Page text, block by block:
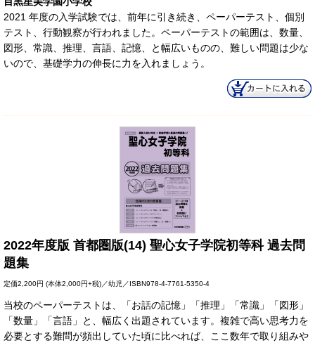
2021 年度の入学試験では、前年に引き続き、ペーパーテスト、個別
テスト、行動観察が行われました。ペーパーテストの範囲は、数量、
図形、常識、推理、言語、記憶、と幅広いものの、難しい問題は少な
いので、基礎学力の伸長に力を入れましょう。
2022年度版 首都圏版(14) 聖心女子学院初等科 過去問
題集
定価2,200円 (本体2,000円+税)／幼児／ISBN978-4-7761-5350-4
当校のペーパーテストは、「お話の記憶」「推理」「常識」「図形」
「数量」「言語」と、幅広く出題されています。複雑で高い思考力を
必要とする難問が頻出していた頃に比べれば、ここ数年で取り組みや